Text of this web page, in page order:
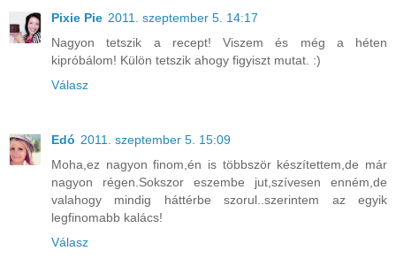
Pixie Pie 2011. szeptember 5. 14:17
Nagyon tetszik a recept! Viszem és még a héten
kipróbálom! Külön tetszik ahogy figyiszt mutat. :)
Válasz
Edó 2011. szeptember 5. 15:09
Moha,ez nagyon finom,én is többször készítettem,de már
nagyon régen.Sokszor eszembe jut,szívesen enném,de
valahogy mindig háttérbe szorul..szerintem az egyik
legfinomabb kalács!
Válasz